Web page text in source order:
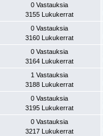
0 Vastauksia
3155 Lukukerrat
0 Vastauksia
3160 Lukukerrat
0 Vastauksia
3164 Lukukerrat
1 Vastauksia
3188 Lukukerrat
0 Vastauksia
3195 Lukukerrat
0 Vastauksia
3217 Lukukerrat